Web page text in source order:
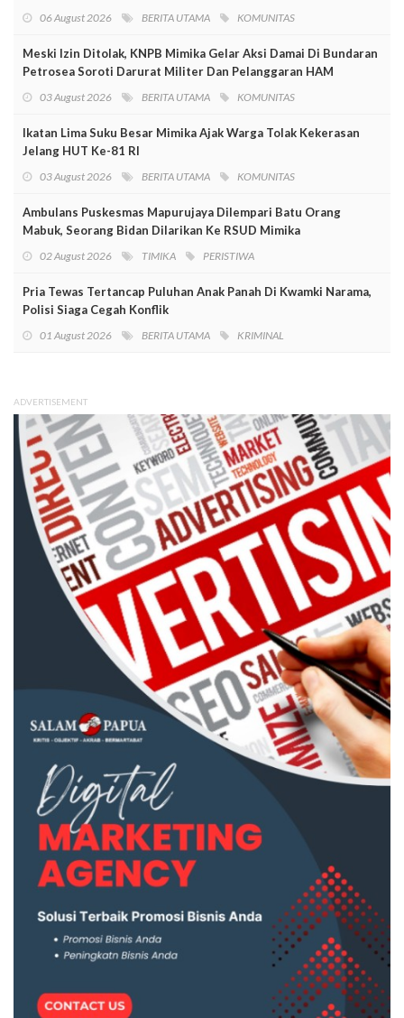
06 August 2026 BERITA UTAMA KOMUNITAS
Meski Izin Ditolak, KNPB Mimika Gelar Aksi Damai Di Bundaran
Petrosea Soroti Darurat Militer Dan Pelanggaran HAM
03 August 2026 BERITA UTAMA KOMUNITAS
Ikatan Lima Suku Besar Mimika Ajak Warga Tolak Kekerasan
Jelang HUT Ke-81 RI
03 August 2026 BERITA UTAMA KOMUNITAS
Ambulans Puskesmas Mapurujaya Dilempari Batu Orang
Mabuk, Seorang Bidan Dilarikan Ke RSUD Mimika
02 August 2026 TIMIKA PERISTIWA
Pria Tewas Tertancap Puluhan Anak Panah Di Kwamki Narama,
Polisi Siaga Cegah Konflik
01 August 2026 BERITA UTAMA KRIMINAL
ADVERTISEMENT